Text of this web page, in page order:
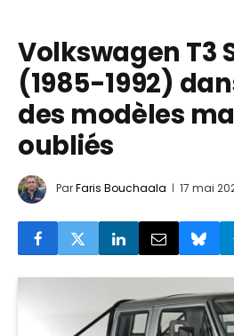
Volkswagen T3
(1985-1992)
des modèles
oubliés
ParFaris Bouchaala 17 mai